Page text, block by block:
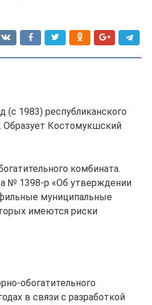
(с 1983) республиканского
Образует Костомукшский
комбината.
№ 1398-р «Об утверждении
муниципальные
имеются риски
обогатительного
в связи с разработкой